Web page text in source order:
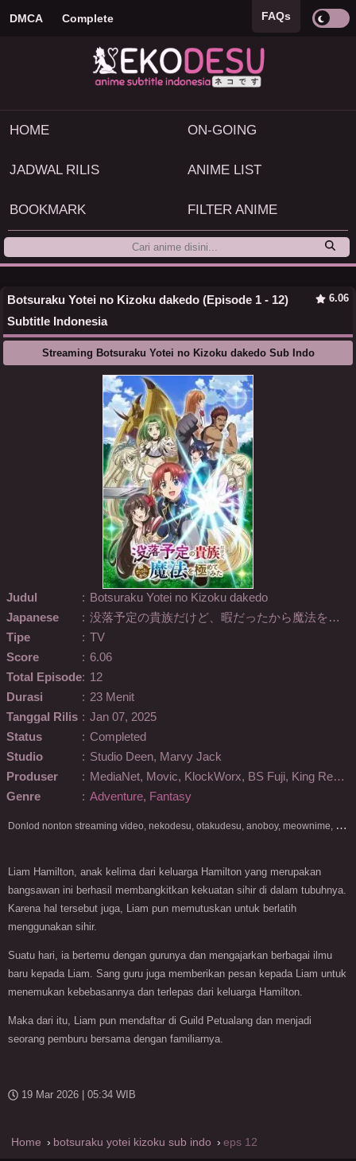
DMCA Complete FAQs
HOME ON-GOING
JADWAL RILIS ANIME LIST
BOOKMARK FILTER ANIME
Botsuraku Yotei no Kizoku dakedo (Episode 1 - 12)
Subtitle Indonesia
6.06
Streaming Botsuraku Yotei no Kizoku dakedo Sub Indo
Judul : Botsuraku Yotei no Kizoku dakedo
Japanese
:
没落予定の貴族だけど、暇だったから魔法を極めてみた
Tipe
: TV
Score
: 6.06
Total Episode: 12
Durasi
: 23 Menit
Tanggal Rilis : Jan 07, 2025
Status
: Completed
Studio
: Studio Deen, Marvy Jack
Produser
:
MediaNet, Movic, KlockWorx, BS Fuji, King Records, Crunchyroll, U-NEXT, TO Books, Happinet Phantom Studios
Genre
: Adventure, Fantasy
D
onlod nonton streaming video, nekodesu, otakudesu, anoboy, meownime, anitoki, meguminime, melody, oploverz, anoboy, nimegami, unduh, riie net, drivenime, myanimelist, MAL, kusonime, neonime, bstation, maxnime, Netflix, animeindo, anichin, crunchyroll, neonime, samehadaku, streaming, otakupoi, awsubs, anibatch, anikyojin, nekonime, kurogaze, zippyshare, vidio google drive, Muse Indonesia, kazefuri, iQIYI, Viu, Ani-One Asia, Animenonton, Otaku desu, Mangaku, Anibatch,Vidio, Genflix, Amazon Prime Video, 3GP, Mp4, 240p, Terlengkap.
Liam Hamilton, anak kelima dari keluarga Hamilton yang merupakan
bangsawan ini berhasil membangkitkan kekuatan sihir di dalam tubuhnya.
Karena hal tersebut juga, Liam pun memutuskan untuk berlatih
menggunakan sihir.
Suatu hari, ia bertemu dengan gurunya dan mengajarkan berbagai ilmu
baru kepada Liam. Sang guru juga memberikan pesan kepada Liam untuk
menemukan kebebasannya dan terlepas dari keluarga Hamilton.
Maka dari itu, Liam pun mendaftar di Guild Petualang dan menjadi
seorang pemburu bersama dengan familiarnya.
19 Mar 2026 | 05:34 WIB
Home botsuraku yotei kizoku sub indo eps 12